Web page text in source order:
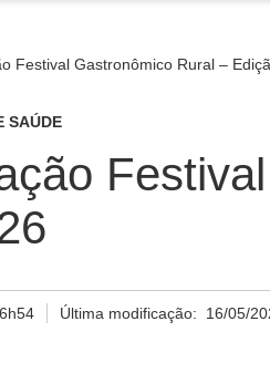
Festival Gastronômico Rural –
SAÚDE
Última modificação: 16/05/